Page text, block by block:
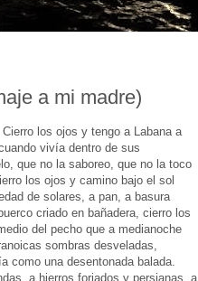
a mi madre)
los ojos y tengo a Labana a
vivía dentro de sus
que no la saboreo, que no la toco
los ojos y camino bajo el sol
de solares, a pan, a basura
criado en bañadera, cierro los
del pecho que a medianoche
sombras desveladas,
como una desentonada balada.
a hierros forjados y persianas, a